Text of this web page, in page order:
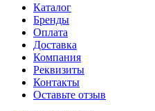
Каталог
Бренды
Оплата
Доставка
Компания
Реквизиты
Контакты
Оставьте отзыв